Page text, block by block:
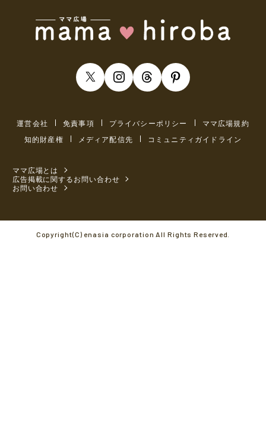
運営会社 免責事項 プライバシーポリシー
ママ広場規約
知的財産権
メディア配信先 コミュニティガイドライン
ママ広場とは
広告掲載に関するお問い合わせ
お問い合わせ
Copyright(C) enasia corporation All Rights Reserved.